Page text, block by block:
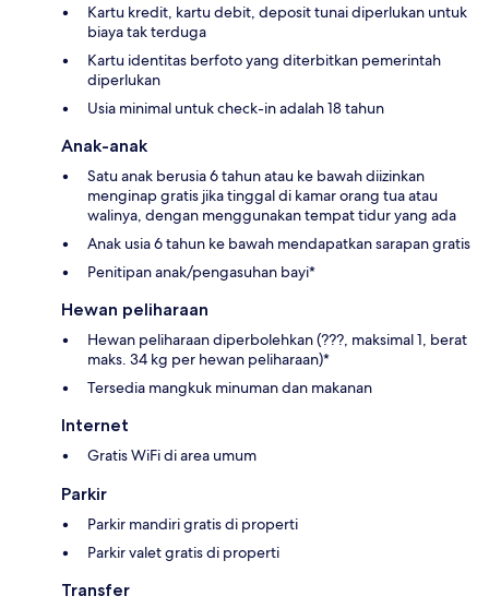
Kartu kredit, kartu debit, deposit tunai diperlukan untuk
biaya tak terduga
Kartu identitas berfoto yang diterbitkan pemerintah
diperlukan
Usia minimal untuk check-in adalah 18 tahun
Anak-anak
Satu anak berusia 6 tahun atau ke bawah diizinkan
menginap gratis jika tinggal di kamar orang tua atau
walinya, dengan menggunakan tempat tidur yang ada
Anak usia 6 tahun ke bawah mendapatkan sarapan gratis
Penitipan anak/pengasuhan bayi*
Hewan peliharaan
Hewan peliharaan diperbolehkan (???, maksimal 1, berat
maks. 34 kg per hewan peliharaan)*
Tersedia mangkuk minuman dan makanan
Internet
Gratis WiFi di area umum
Parkir
Parkir mandiri gratis di properti
Parkir valet gratis di properti
Transfer